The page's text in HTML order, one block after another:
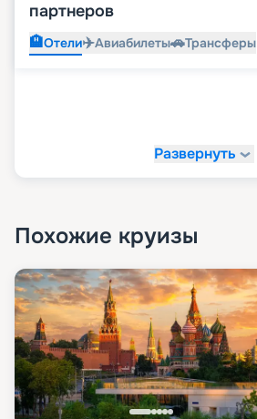
партнеров
🏨Отели✈️Авиабилеты🚗Трансферы
Развернуть
Похожие круизы